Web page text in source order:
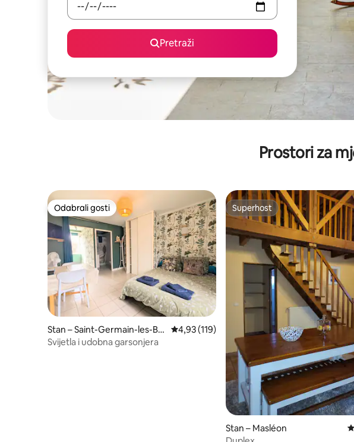
Pretraži
Prostori za
Odabrali gosti
Odabrali gosti
Stan – Saint-Germain-les-Bel
les
Prosječna ocjena: 4,93/5, recenzija: 119
4,93 (119)
Svijetla i udobna garsonjera
Superhost
Superhost
Stan – Masléon